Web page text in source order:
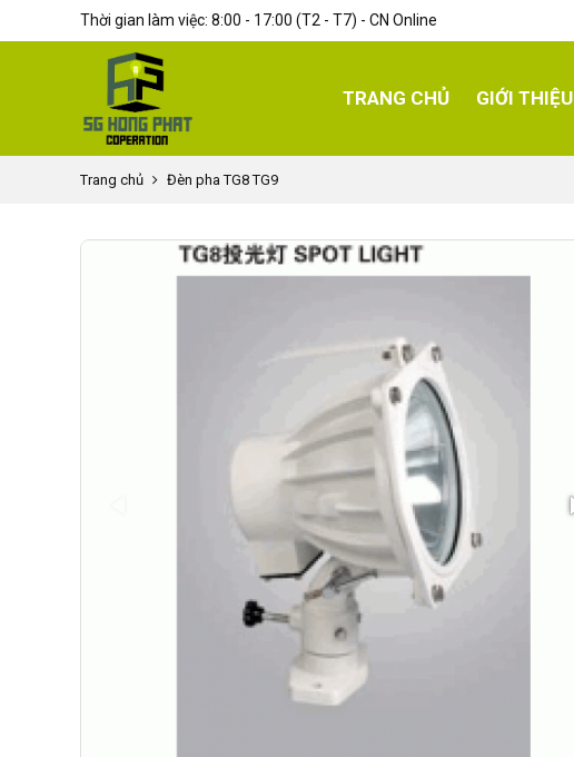
Thời gian làm việc: 8:00 - 17:00 (T2 - T7) - CN Online
TRANG CHỦ GIỚI THIỆU
Trang chủ Đèn pha TG8 TG9